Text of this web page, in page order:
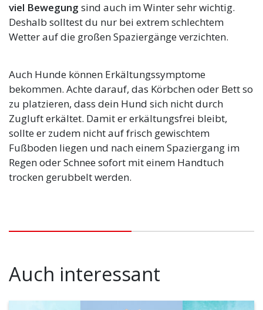
viel Bewegung sind auch im Winter sehr wichtig.
Deshalb solltest du nur bei extrem schlechtem
Wetter auf die großen Spaziergänge verzichten.
Auch Hunde können Erkältungssymptome
bekommen. Achte darauf, das Körbchen oder Bett so
zu platzieren, dass dein Hund sich nicht durch
Zugluft erkältet. Damit er erkältungsfrei bleibt,
sollte er zudem nicht auf frisch gewischtem
Fußboden liegen und nach einem Spaziergang im
Regen oder Schnee sofort mit einem Handtuch
trocken gerubbelt werden.
Auch interessant